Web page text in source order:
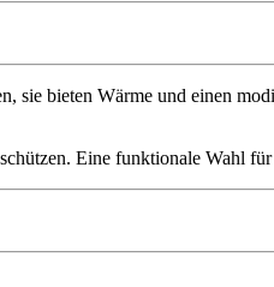
bieten Wärme und einen
Eine funktionale Wahl